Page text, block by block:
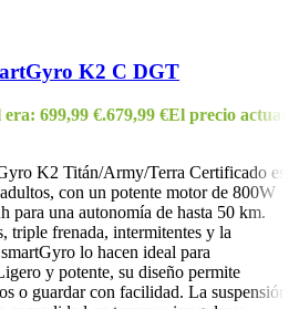
K2 C DGT
699,99 €.679,99 €El precio actual
K2 Titán/Army/Terra Certificado es
con un potente motor de 800W
para una autonomía de hasta 50 km.
triple frenada, intermitentes y la
lo hacen ideal para
y potente, su diseño permite
o guardar con facilidad. La suspensión